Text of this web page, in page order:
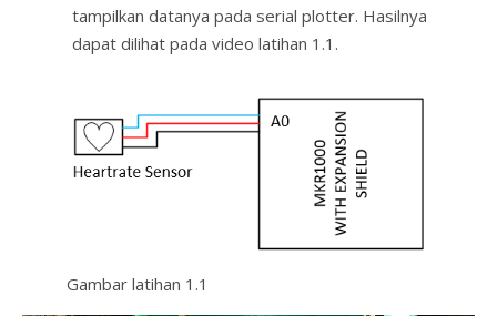
tampilkan datanya pada serial plotter. Hasilnya
dapat dilihat pada video latihan 1.1.
Gambar latihan 1.1